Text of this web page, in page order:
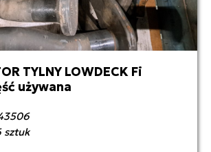
2 000,00 zł netto
TYLNY LOWDECK Fi
używana
sztuk